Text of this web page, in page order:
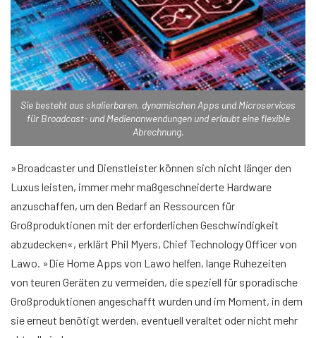
Sie besteht aus skalierbaren, dynamischen Apps und Microservices
für Broadcast- und Medienanwendungen und erlaubt eine flexible
Abrechnung.
»Broadcaster und Dienstleister können sich nicht länger den
Luxus leisten, immer mehr maßgeschneiderte Hardware
anzuschaffen, um den Bedarf an Ressourcen für
Großproduktionen mit der erforderlichen Geschwindigkeit
abzudecken«, erklärt Phil Myers, Chief Technology Officer von
Lawo. »Die Home Apps von Lawo helfen, lange Ruhezeiten
von teuren Geräten zu vermeiden, die speziell für sporadische
Großproduktionen angeschafft wurden und im Moment, in dem
sie erneut benötigt werden, eventuell veraltet oder nicht mehr